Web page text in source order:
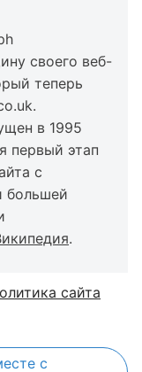
своего веб-
теперь
в 1995
первый этап
с
большей
.
сайта
с